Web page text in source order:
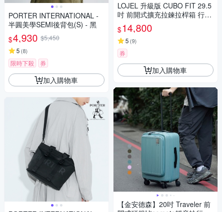
PORTER INTERNATIONAL -
半圓美學SEMI後背包(S) - 黑
$4,930 $5,450
5 (8)
限時下殺 券
加入購物車
LOJEL 升級版 CUBO FIT 29.5
吋 前開式擴充拉鍊拉桿箱 行李
箱 旅行箱 胖胖箱
$14,800
5 (9)
券
加入購物車
【金安德森】20吋 Traveler 前